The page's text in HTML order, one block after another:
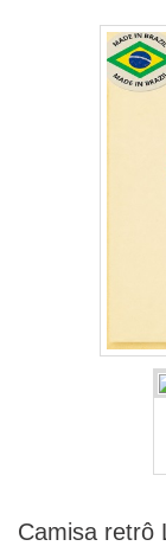
Camisa retrô